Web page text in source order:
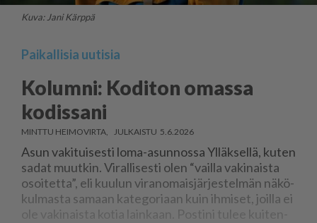
Kuva: Jani Kärppä
Paikallisia uutisia
Kolumni: Koditon omassa
kodissani
MINTTU HEIMOVIRTA 5.6.2026
Asun va­ki­tui­ses­ti loma-asun­nos­sa Yl­läk­sel­lä, ku­ten
sa­dat muut­kin. Vi­ral­li­ses­ti olen “vail­la va­ki­nais­ta
osoi­tet­ta”, eli kuu­lun vi­ra­no­mais­jär­jes­tel­män nä­kö­
kul­mas­ta sa­maan ka­te­go­ri­aan kuin ih­mi­set, joil­la ei
ole va­ki­nais­ta ko­tia lain­kaan. Pos­ti­ni tu­lee kui­ten­